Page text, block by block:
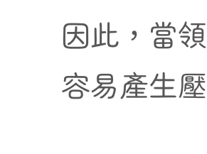
因此，當
容易產生